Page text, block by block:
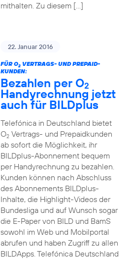
mithalten. Zu diesem […]
22. Januar 2016
FÜR O2VERTRAGS- UND PREPAID-
KUNDEN:
Bezahlen per O2
Handyrechnung jetzt
auch für BILDplus
Telefónica in Deutschland bietet
O2Vertrags- und Prepaidkunden
ab sofort die Möglichkeit, ihr
BILDplus-Abonnement bequem
per Handyrechnung zu bezahlen.
Kunden können nach Abschluss
des Abonnements BILDplus-
Inhalte, die Highlight-Videos der
Bundesliga und auf Wunsch sogar
die E-Paper von BILD und BamS
sowohl im Web und Mobilportal
abrufen und haben Zugriff zu allen
BILDApps. Telefónica Deutschland